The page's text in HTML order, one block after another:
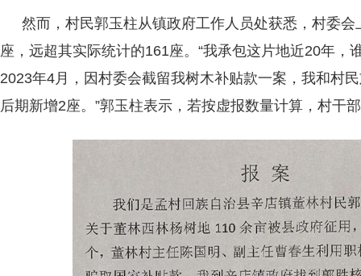
然而，村民郭玉柱从镇政府工作人员处获悉，村委
座，远超其实际统计的161座。“我承包这片地近20年，
2023年4月，因村委会截留我树木补贴款一案，我和村
后期新增2座。”郭玉柱表示，若按虚报数量计算，村干